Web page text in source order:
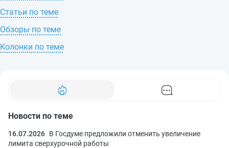
Новости по теме
16.07.2026 В Госдуме предложили отменить увеличение
лимита сверхурочной работы
Статьи по теме
Обзоры по теме
Колонки по теме